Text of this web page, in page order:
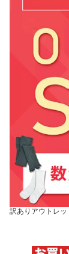
暑い日もムレずに